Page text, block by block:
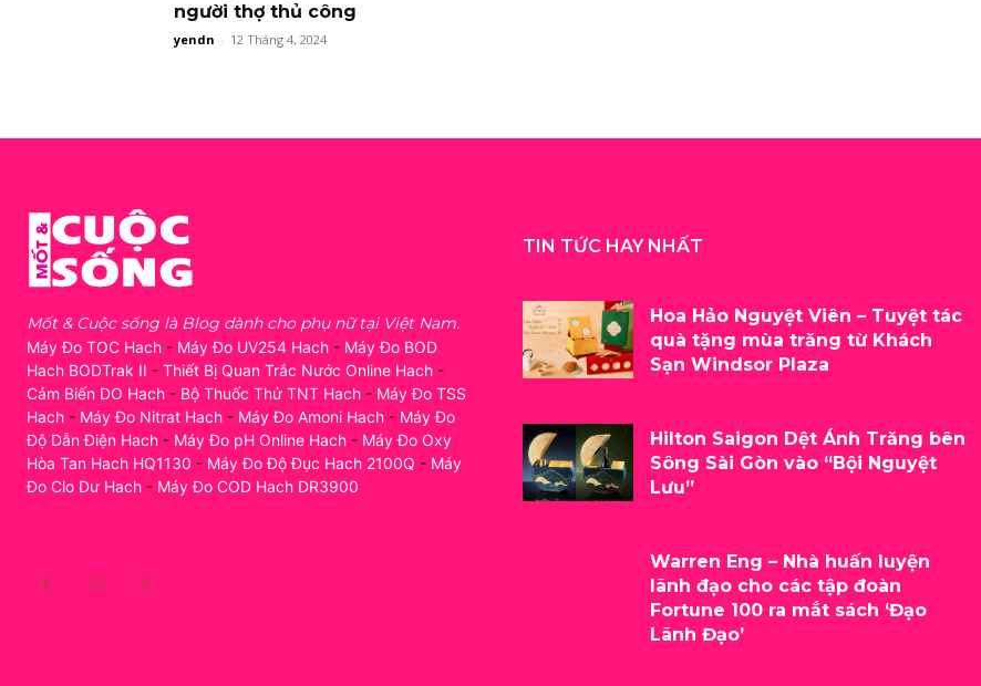
người thợ thủ công
yendn - 12 Tháng 4, 2024
Mốt & Cuộc sống là Blog dành cho phụ nữ tại Việt Nam.
Máy Đo TOC Hach - Máy Đo UV254 Hach - Máy Đo BOD
Hach BODTrak II - Thiết Bị Quan Trắc Nước Online Hach -
Cảm Biến DO Hach - Bộ Thuốc Thử TNT Hach - Máy Đo TSS
Hach - Máy Đo Nitrat Hach - Máy Đo Amoni Hach - Máy Đo
Độ Dẫn Điện Hach - Máy Đo pH Online Hach - Máy Đo Oxy
Hòa Tan Hach HQ1130 - Máy Đo Độ Đục Hach 2100Q - Máy
Đo Clo Dư Hach - Máy Đo COD Hach DR3900
TIN TỨC HAY NHẤT
Hoa Hảo Nguyệt Viên – Tuyệt tác
quà tặng mùa trăng từ Khách
Sạn Windsor Plaza
Hilton Saigon Dệt Ánh Trăng bên
Sông Sài Gòn vào “Bội Nguyệt
Lưu”
Warren Eng – Nhà huấn luyện
lãnh đạo cho các tập đoàn
Fortune 100 ra mắt sách ‘Đạo
Lãnh Đạo’